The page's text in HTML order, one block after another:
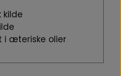
kilde
i æteriske olier